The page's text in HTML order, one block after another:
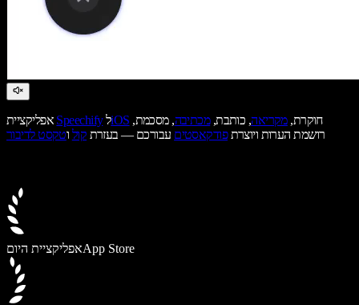
אפליקציית Speechify לiOS חוקרת,מקריאה, כותבת,מכתיבה, מסכמת,
רושמת הערות ויוצרתפודקאסטים עבורכם — בעזרת קול וטקסט לדיבור
אפליקציית היוםApp Store